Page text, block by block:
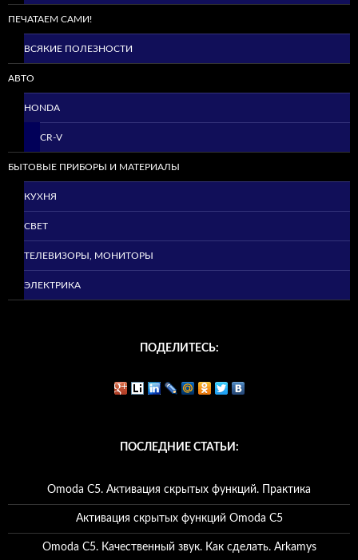
ПЕЧАТАЕМ САМИ!
ВСЯКИЕ ПОЛЕЗНОСТИ
АВТО
HONDA
CR-V
БЫТОВЫЕ ПРИБОРЫ И МАТЕРИАЛЫ
КУХНЯ
СВЕТ
ТЕЛЕВИЗОРЫ, МОНИТОРЫ
ЭЛЕКТРИКА
ПОДЕЛИТЕСЬ:
ПОСЛЕДНИЕ СТАТЬИ:
Omoda C5. Активация скрытых функций. Практика
Активация скрытых функций Omoda C5
Omoda C5. Качественный звук. Как сделать. Arkamys